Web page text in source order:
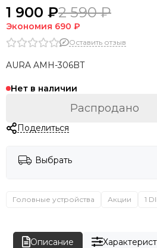
1 900 ₽2 590 ₽
Экономия 690 ₽
Оставить отзыв
AURA AMH-306BT
Нет в наличии
Распродано
Поделиться
Выбрать
Головные устройства Акции 1
Описание